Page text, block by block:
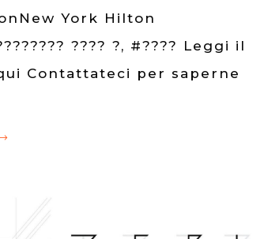
York Hilton
???? ?, #???? Leggi il
Contattateci per saperne